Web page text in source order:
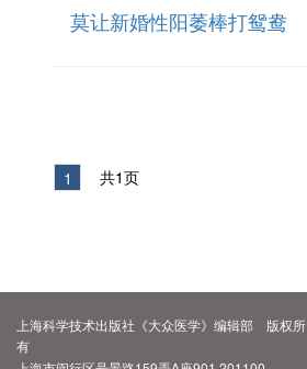
莫让新婚性阳萎棒打鸳鸯
1 共1页
上海科学技术出版社《大众医学》编辑部 版权所
有